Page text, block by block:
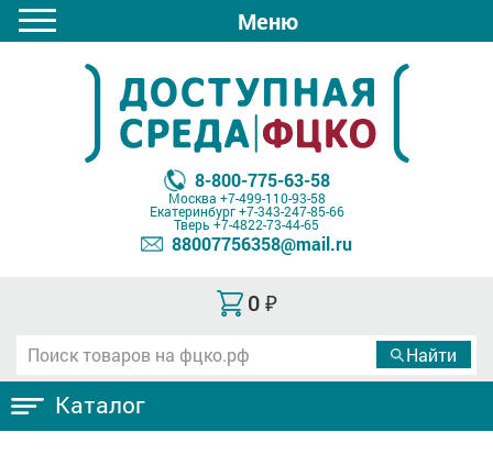
Меню
8-800-775-63-58
Москва +7-499-110-93-58
Екатеринбург+7-343-247-85-66
Тверь +7-4822-73-44-65
88007756358@mail.ru
0 ₽
Каталог